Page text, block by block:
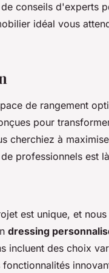
conseils d'experts
idéal vous
de rangement
pour
cherchiez à
professionnels est là
est unique, et nous
dressing
incluent des choix